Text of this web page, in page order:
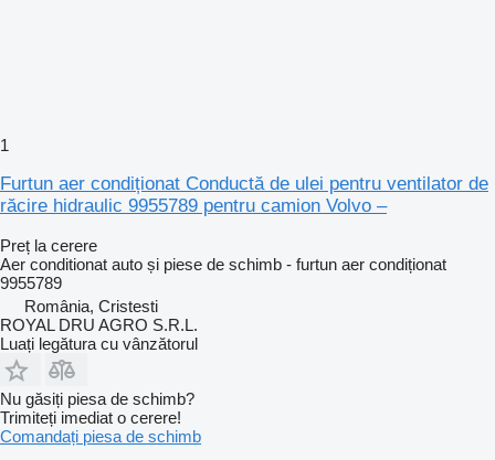
1
Furtun aer condiționat Conductă de ulei pentru ventilator de
răcire hidraulic 9955789 pentru camion Volvo –
Preț la cerere
Aer conditionat auto și piese de schimb - furtun aer condiționat
9955789
România, Cristesti
ROYAL DRU AGRO S.R.L.
Luați legătura cu vânzătorul
Nu găsiți piesa de schimb?
Trimiteți imediat o cerere!
Comandați piesa de schimb